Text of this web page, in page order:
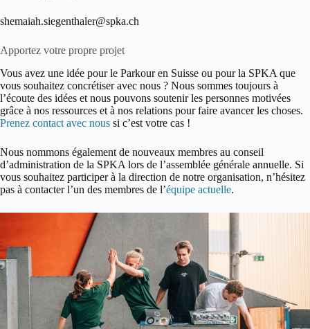
shemaiah.siegenthaler@spka.ch
Apportez votre propre projet
Vous avez une idée pour le Parkour en Suisse ou pour la SPKA que
vous souhaitez concrétiser avec nous ? Nous sommes toujours à
l’écoute des idées et nous pouvons soutenir les personnes motivées
grâce à nos ressources et à nos relations pour faire avancer les choses.
Prenez contact avec nous si c’est votre cas !
Nous nommons également de nouveaux membres au conseil
d’administration de la SPKA lors de l’assemblée générale annuelle. Si
vous souhaitez participer à la direction de notre organisation, n’hésitez
pas à contacter l’un des membres de l’équipe actuelle.